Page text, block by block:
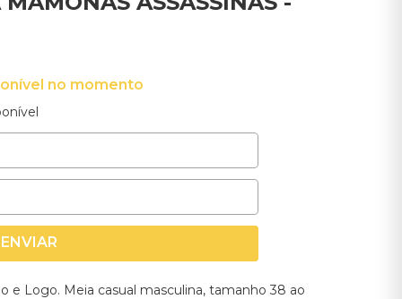
no momento
ENVIAR
e Logo. Meia casual masculina, tamanho 38 ao